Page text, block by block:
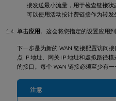
接发送最小流量，用于检查链接
可以使用活动按计费链接作为转发
单击应用。这会将您指定的设置应用到
下一步是为新的 WAN 链接配置访问
点 IP 地址、网关 IP 地址和虚拟路径
的接口。每个 WAN 链接必须至少有一
注意